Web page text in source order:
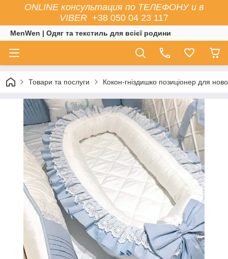
ONLINE консультация по ТЕЛЕФОНУ и в
VIBER +38 050 04 23 117
MenWen | Одяг та текстиль для всієї родини
Товари та послуги Кокон-гніздишко позиціонер для